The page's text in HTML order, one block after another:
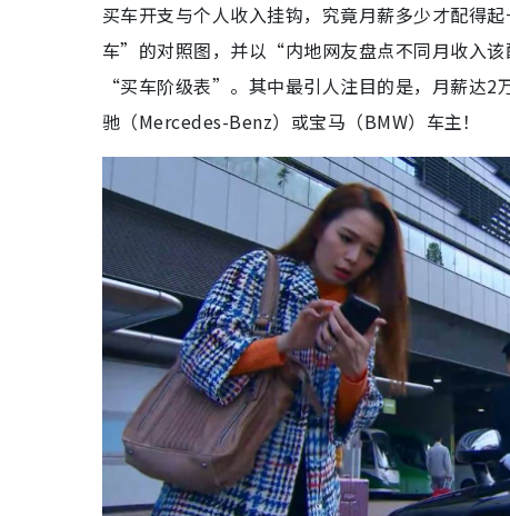
买车开支与个人收入挂钩，究竟月薪多少才配得
车”的对照图，并以“内地网友盘点不同月收入
“买车阶级表”。其中最引人注目的是，月薪达2
驰（Mercedes-Benz）或宝马（BMW）车主！